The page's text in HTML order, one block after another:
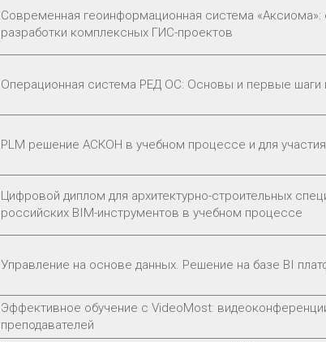
Современная геоинформационная система «Аксиома»:
разработки комплексных ГИС-проектов
Операционная система РЕД ОС: Основы и первые шаги
PLM решение АСКОН в учебном процессе и для
Цифровой диплом для архитектурно-строительных
российских BIM-инструментов в учебном процессе
Управление на основе данных. Решение на базе BI
Эффективное обучение с VideoMost:
преподавателей